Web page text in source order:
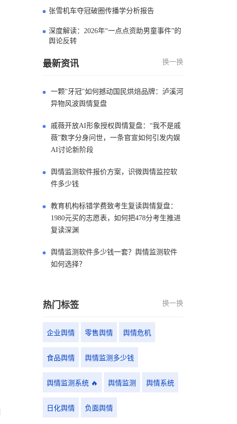
张雪机车夺冠破圈传播学分析报告
深度解读：2026年“一点点资助男童事件”的
舆论反转
最新资讯 换一换
一颗"牙冠"如何撼动国民烘焙品牌：泸溪河
异物风波舆情复盘
戚薇开放AI形象授权舆情复盘：“我不是戚
薇”数字分身问世，一条官宣如何引发内娱
AI讨论新阶段
舆情监测软件报价方案，识微舆情监控软
件多少钱
教育机构标错学费致考生复读舆情复盘：
1980元买的志愿表，如何把478分考生推进
复读深渊
舆情监测软件多少钱一套？舆情监测软件
如何选择？
热门标签 换一换
企业舆情 零售舆情 舆情危机
食品舆情 舆情监测多少钱
舆情监测系统 🔥 舆情监测 舆情系统
日化舆情 负面舆情